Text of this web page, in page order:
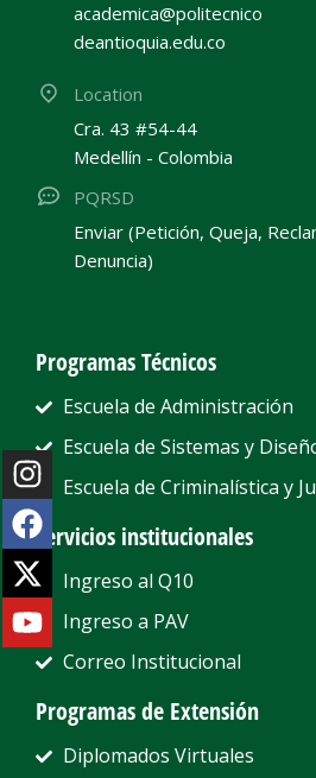
academica@politecnico
deantioquia.edu.co
Location
Cra. 43 #54-44
Medellín - Colombia
PQRSD
Enviar (Petición, Queja,
Denuncia)
Programas Técnicos
Escuela de Administración
Escuela de Sistemas y
Escuela de Criminalística y
Servicios institucionales
Ingreso al Q10
Ingreso a PAV
Correo Institucional
Programas de Extensión
Diplomados Virtuales